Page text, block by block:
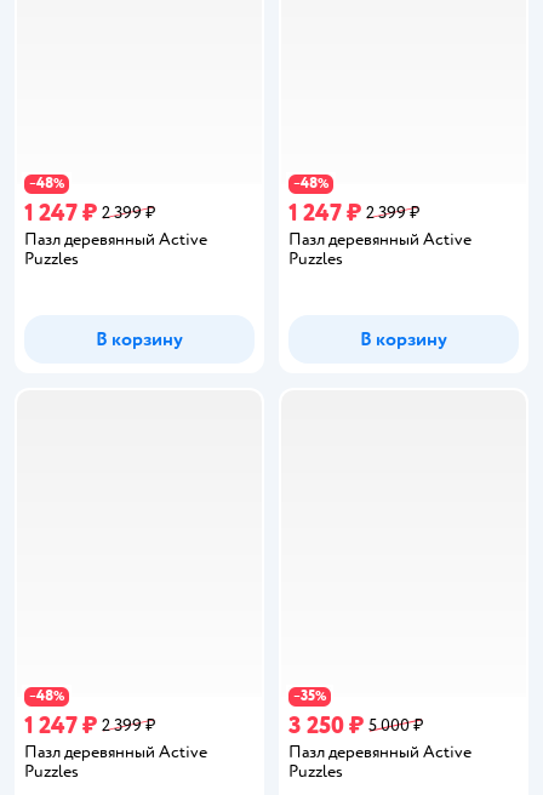
−48%
1 247 ₽ 2 399 ₽
Пазл деревянный Active
Puzzles
В корзину
−48%
1 247 ₽ 2 399 ₽
Пазл деревянный Active
Puzzles
В корзину
−48%
1 247 ₽ 2 399 ₽
Пазл деревянный Active
Puzzles
−35%
3 250 ₽ 5 000 ₽
Пазл деревянный Active
Puzzles